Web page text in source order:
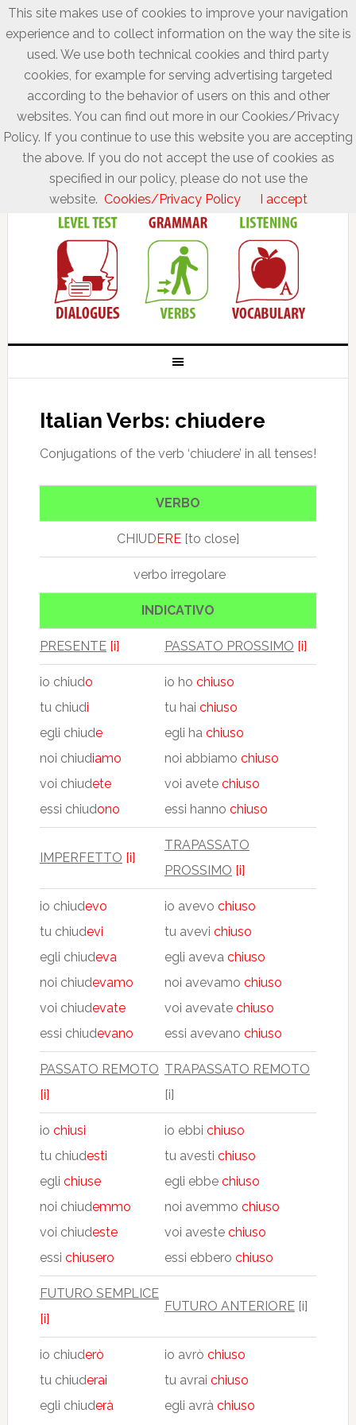
Italian Verbs: chiudere
Conjugations of the verb ‘chiudere’ in all tenses!
VERBO
CHIUDERE[to close]
verbo irregolare
INDICATIVO
PRESENTE [i] PASSATO PROSSIMO [i]
io chiudo
tu chiudi
egli chiude
noi chiudiamo
voi chiudete
essi chiudono
io ho chiuso
tu hai chiuso
egli hachiuso
noi abbiamo chiuso
voi avete chiuso
essi hanno chiuso
IMPERFETTO [i]
TRAPASSATO
PROSSIMO [i]
io chiudevo
tu chiudevi
egli chiudeva
noi chiudevamo
voi chiudevate
essi chiudevano
io avevo chiuso
tu avevi chiuso
egli aveva chiuso
noi avevamo chiuso
voi avevate chiuso
essi avevano chiuso
PASSATO REMOTO
[i]
TRAPASSATO REMOTO
[i]
io chiusi
tu chiudesti
egli chiuse
noi chiudemmo
voi chiudeste
essi chiusero
io ebbi chiuso
tu avesti chiuso
egli ebbechiuso
noi avemmo chiuso
voi aveste chiuso
essi ebbero chiuso
FUTURO SEMPLICE
[i]
FUTURO ANTERIORE[i]
io chiuderò
tu chiuderai
egli chiuderà
io avrò chiuso
tu avrai chiuso
egli avrà chiuso
This site makes use of cookies to improve your navigation
experience and to collect information on the way the site is
used. We use both technical cookies and third party
cookies, for example for serving advertising targeted
according to the behavior of users on this and other
websites. You can find out more in our Cookies/Privacy
Policy. If you continue to use this website you are accepting
the above. If you do not accept the use of cookies as
specified in our policy, please do not use the
website. Cookies/Privacy Policy I accept